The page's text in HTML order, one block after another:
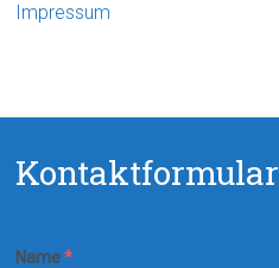
Impressum
Kontaktformular
Name *